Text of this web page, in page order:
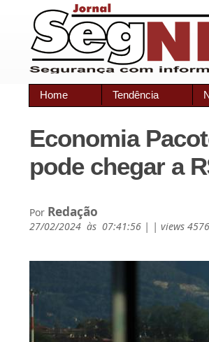
Home Tendência
Economia
pode chegar a
Por Redação
27/02/2024 às 07:41:56 | | views 4576